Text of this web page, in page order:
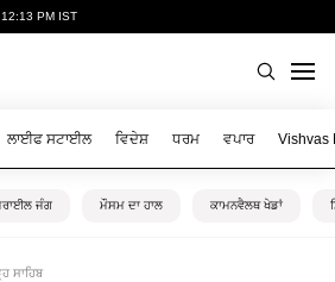
PM IST
ਲਾਈਫ ਸਟਾਈਲ ਵਿਦੇਸ਼ ਧਰਮ ਵਪਾਰ Vishvas
ਜੰਗ ਮੌਸਮ ਦਾ ਹਾਲ ਕਾਮਨਵੈਲਥ ਖੇਡਾਂ
ਸਾਹਿਬ